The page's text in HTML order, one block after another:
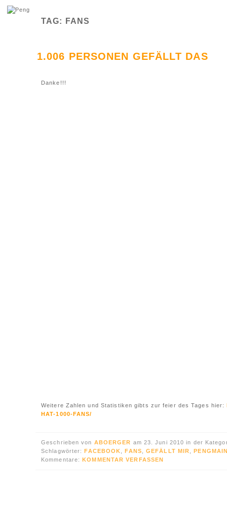
TAG: FANS
1.006 PERSONEN GEFÄLLT DAS
Danke!!!
Weitere Zahlen und Statistiken gibts zur feier des Tages hier:
HAT-1000-FANS/
Geschrieben von ABOERGER am 23. Juni 2010 in der
Schlagwörter:FACEBOOK ,FANS ,GEFÄLLT MIR ,
Kommentare:KOMMENTAR VERFASSEN